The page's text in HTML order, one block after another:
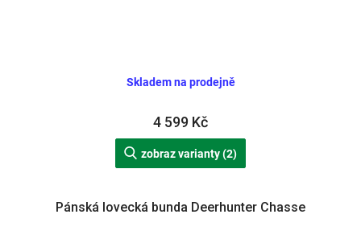
Skladem na prodejně
4 599 Kč
zobraz varianty (2)
Pánská lovecká bunda Deerhunter Chasse